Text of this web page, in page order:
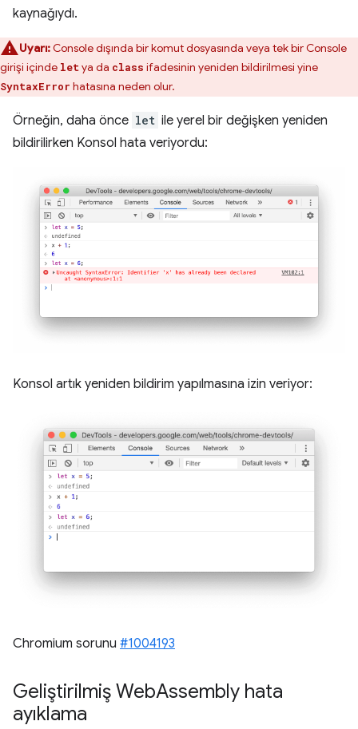
kaynağıydı.
Uyarı:Console dışında bir komut dosyasında veya tek bir Console
girişi içinde let ya da class ifadesinin yeniden bildirilmesi yine
SyntaxError hatasına neden olur.
Örneğin, daha önce let ile yerel bir değişken yeniden
bildirilirken Konsol hata veriyordu:
Konsol artık yeniden bildirim yapılmasına izin veriyor:
Chromium sorunu #1004193
Geliştirilmiş WebAssembly hata
ayıklama